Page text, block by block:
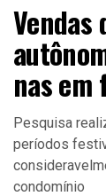
Vendas
nas em
Pesquisa
períodos
condomínio